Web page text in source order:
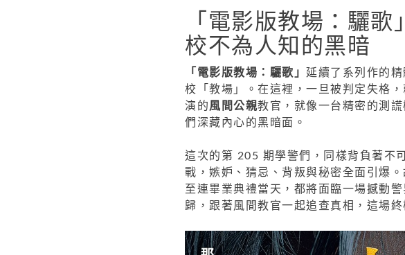
「電影版教場：驪
校不為人知的黑暗
「電影版教場：驪歌」 延續了系列作的
校「教場」。在這裡，一旦被判定失格
演的風間公親教官，就像一台精密的測
們深藏內心的黑暗面。
這次的第 205 期學警們，同樣背負著不
戰，嫉妒、猜忌、背叛與秘密全面引爆
至連畢業典禮當天，都將面臨一場撼動
歸，跟著風間教官一起追查真相，這場